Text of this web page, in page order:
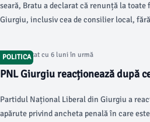
seară, Bratu a declarat că renunță la
Giurgiu, inclusiv cea de consilier local,
POLITICA
Articol postat cu 6 luni în urmă
PNL Giurgiu reacționează după
Partidul Național Liberal din Giurgiu a
apărute privind ancheta penală în care